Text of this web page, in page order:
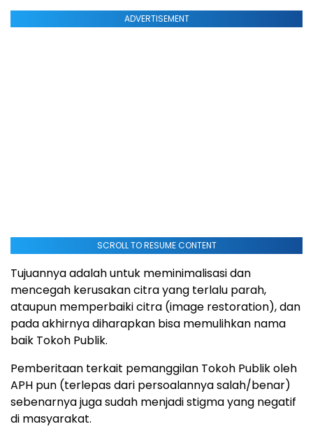
ADVERTISEMENT
SCROLL TO RESUME CONTENT
Tujuannya adalah untuk meminimalisasi dan
mencegah kerusakan citra yang terlalu parah,
ataupun memperbaiki citra (image restoration), dan
pada akhirnya diharapkan bisa memulihkan nama
baik Tokoh Publik.
Pemberitaan terkait pemanggilan Tokoh Publik oleh
APH pun (terlepas dari persoalannya salah/benar)
sebenarnya juga sudah menjadi stigma yang negatif
di masyarakat.